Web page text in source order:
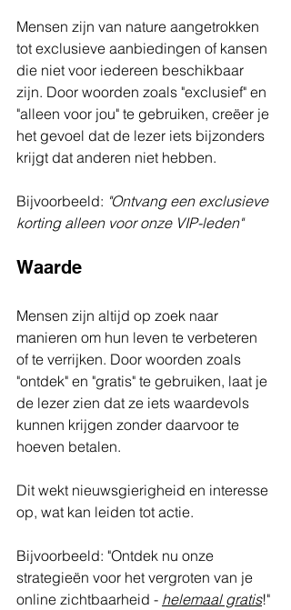
Mensen zijn van nature aangetrokken
tot exclusieve aanbiedingen of kansen
die niet voor iedereen beschikbaar
zijn. Door woorden zoals "exclusief" en
"alleen voor jou" te gebruiken, creëer je
het gevoel dat de lezer iets bijzonders
krijgt dat anderen niet hebben.
Bijvoorbeeld: "Ontvang een exclusieve
korting alleen voor onze VIP-leden"
Waarde
Mensen zijn altijd op zoek naar
manieren om hun leven te verbeteren
of te verrijken. Door woorden zoals
"ontdek" en "gratis" te gebruiken, laat je
de lezer zien dat ze iets waardevols
kunnen krijgen zonder daarvoor te
hoeven betalen.
Dit wekt nieuwsgierigheid en interesse
op, wat kan leiden tot actie.
Bijvoorbeeld: "Ontdek nu onze
strategieën voor het vergroten van je
online zichtbaarheid - helemaal gratis!"